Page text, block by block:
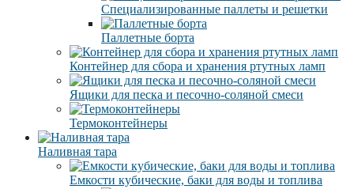
Специализированные паллеты и решетки
Паллетные борта
Контейнер для сбора и хранения ртутных ламп
Ящики для песка и песочно-соляной смеси
Термоконтейнеры
Наливная тара
Емкости кубические, баки для воды и топлива